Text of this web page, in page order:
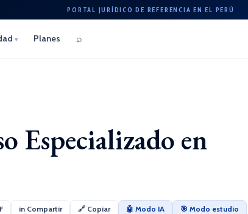
PORTAL JURÍDICO DE REFERENCIA EN EL PERÚ
▾ Planes ⌕
Especializado en
in Compartir 🔗 Copiar 🤖 Modo IA 🎯 Modo estudio